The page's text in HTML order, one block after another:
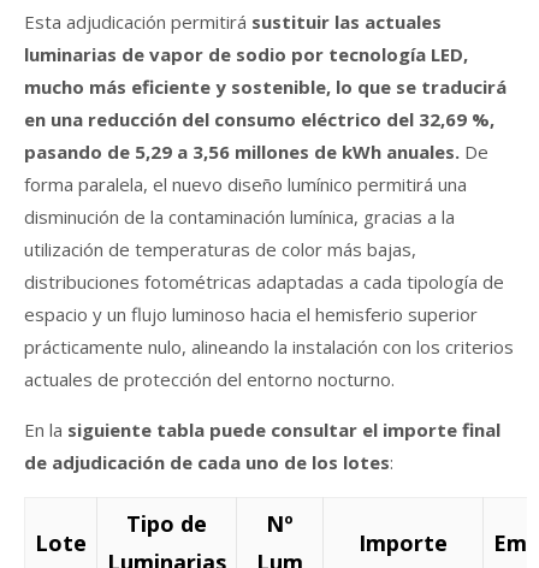
Esta adjudicación permitirá sustituir las actuales
luminarias de vapor de sodio por tecnología LED,
mucho más eficiente y sostenible, lo que se traducirá
en una reducción del consumo eléctrico del 32,69 %,
pasando de 5,29 a 3,56 millones de kWh anuales. De
forma paralela, el nuevo diseño lumínico permitirá una
disminución de la contaminación lumínica, gracias a la
utilización de temperaturas de color más bajas,
distribuciones fotométricas adaptadas a cada tipología de
espacio y un flujo luminoso hacia el hemisferio superior
prácticamente nulo, alineando la instalación con los criterios
actuales de protección del entorno nocturno.
En la siguiente tabla puede consultar el importe final
de adjudicación de cada uno de los lotes:
Lote
Tipo de
Nº
Importe